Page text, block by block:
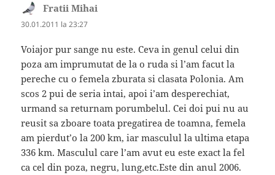
Fratii Mihai
30.01.2011 la 23:27
Voiajor pur sange nu este. Ceva in genul celui din
poza am imprumutat de la o ruda si l’am facut la
pereche cu o femela zburata si clasata Polonia. Am
scos 2 pui de seria intai, apoi i’am desperechiat,
urmand sa returnam porumbelul. Cei doi pui nu au
reusit sa zboare toata pregatirea de toamna, femela
am pierdut’o la 200 km, iar masculul la ultima etapa
336 km. Masculul care l’am avut eu este exact la fel
ca cel din poza, negru, lung,etc.Este din anul 2006.